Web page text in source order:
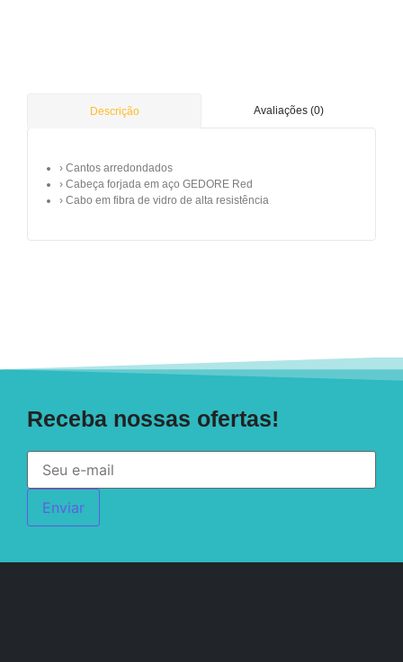
Descrição Avaliações (0)
› Cantos arredondados
› Cabeça forjada em aço GEDORE Red
› Cabo em fibra de vidro de alta resistência
Receba nossas ofertas!
Enviar